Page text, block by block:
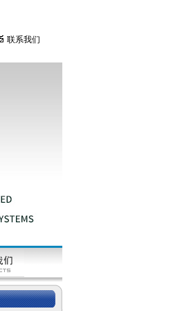
联系我们